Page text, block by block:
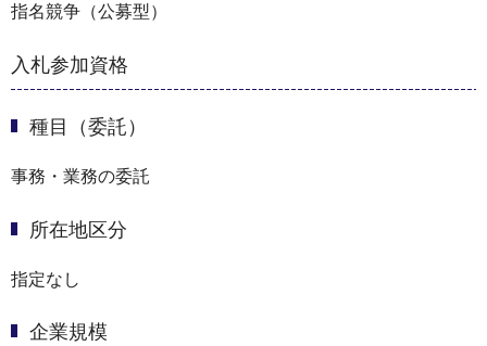
指名競争（公募型）
入札参加資格
種目（委託）
事務・業務の委託
所在地区分
指定なし
企業規模